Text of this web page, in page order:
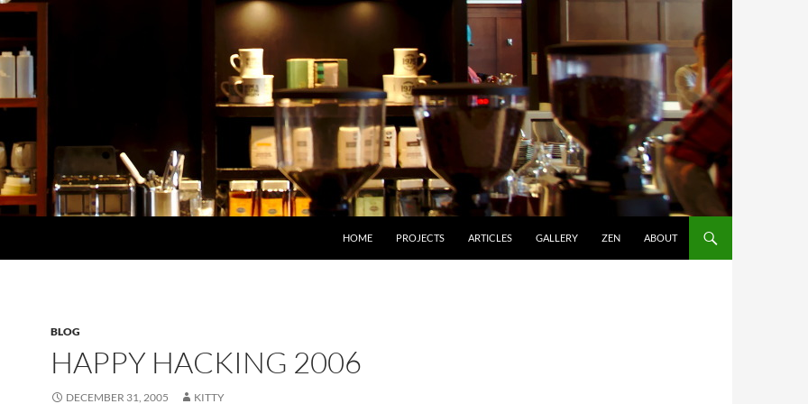
HOME PROJECTS ARTICLES GALLERY ZEN ABOUT
BLOG
HAPPY HACKING 2006
DECEMBER 31, 2005 KITTY